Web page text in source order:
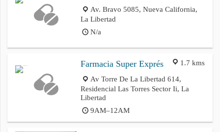
Av. Bravo 5085, Nueva California,
La Libertad
N/a
1.7 kms
Farmacia Super Exprés
Av Torre De La Libertad 614,
Residencial Las Torres Sector Ii, La
Libertad
9AM–12AM